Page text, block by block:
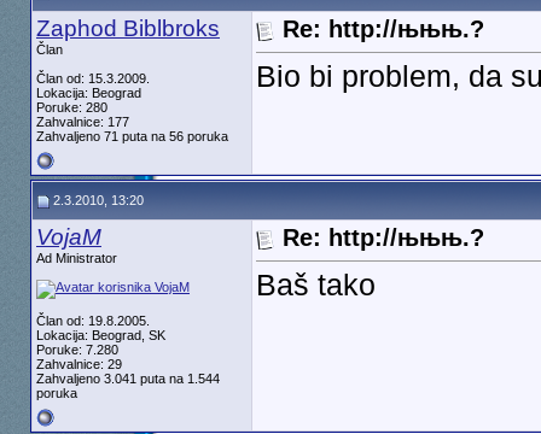
Zaphod Biblbroks
Član
Član od: 15.3.2009.
Lokacija: Beograd
Poruke: 280
Zahvalnice: 177
Zahvaljeno 71 puta na 56 poruka
Re: http://њњњ.?
Bio bi problem, da
2.3.2010, 13:20
VojaM
Ad Ministrator
Član od: 19.8.2005.
Lokacija: Beograd, SK
Poruke: 7.280
Zahvalnice: 29
Zahvaljeno 3.041 puta na 1.544
poruka
Re: http://њњњ.?
Baš tako